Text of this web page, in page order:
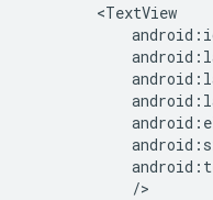
<TextView
android :
android :
android :
android :
android :
android :
android :
/>